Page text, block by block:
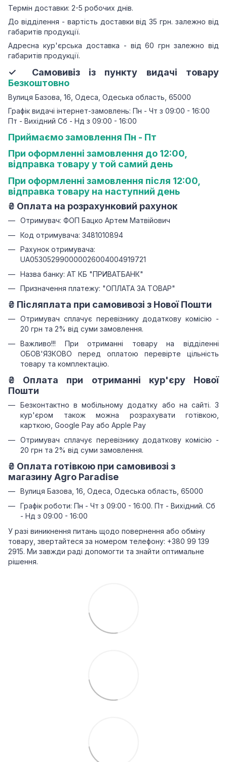
Термін доставки: 2-5 робочих днів.
До відділення - вартість доставки від 35 грн.залежно від
габаритів продукції.
Адресна кур'єрська доставка - від 60 грн залежно від
габаритів продукції.
✓ Самовивіз із пункту видачі товару
Безкоштовно
Вулиця Базова, 16, Одеса, Одеська область, 65000
Графік видачі інтернет-замовлень: Пн - Чт з 09:00 - 16:00
Пт - Вихідний Сб - Нд з 09:00 - 16:00
Приймаємо замовлення Пн - Пт
При оформленні замовлення до 12:00,
відправка товару у той самий день
При оформленні замовлення після 12:00,
відправка товару на наступний день
₴ Оплата на розрахунковий рахунок
Отримувач: ФОП Бацко Артем Матвійович
Код отримувача: 3481010894
Рахунок отримувача:
UA053052990000026004004919721
Назва банку: АТ КБ "ПРИВАТБАНК"
Призначення платежу: "ОПЛАТА ЗА ТОВАР"
₴ Післяплата при самовивозі з Нової Пошти
Отримувач сплачує перевізнику додаткову комісію -
20 грн та 2% від суми замовлення.
Важливо!!! При отриманні товару на відділенні
ОБОВ'ЯЗКОВО перед оплатою перевірте цільність
товару та комплектацію.
₴ Оплата при отриманні кур'єру Нової
Пошти
Безконтактно в мобільному додатку або на сайті. З
кур'єром також можна розрахувати готівкою,
карткою, Google Pay або Apple Pay
Отримувач сплачує перевізнику додаткову комісію -
20 грн та 2% від суми замовлення.
₴ Оплата готівкою при самовивозі з
магазину Agro Paradise
Вулиця Базова, 16, Одеса, Одеська область, 65000
Графік роботи: Пн - Чт з 09:00 - 16:00. Пт - Вихідний. Сб
- Нд з 09:00 - 16:00
У разі виникнення питань щодо повернення або обміну
товару, звертайтеся за номером телефону: +380 99 139
2915. Ми завжди раді допомогти та знайти оптимальне
рішення.